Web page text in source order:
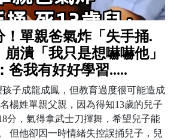
！單親爸氣炸「失手捅.
潰「我只是想嚇嚇他」
爸我有好好學習.....
孩子成龍成鳳，但教育過度很可能造成
楊姓單親父親，因為得知13歲的兒子
分，氣得拿武士刀揮舞，希望兒子能
但他卻因一時情緒失控誤捅兒子，兒